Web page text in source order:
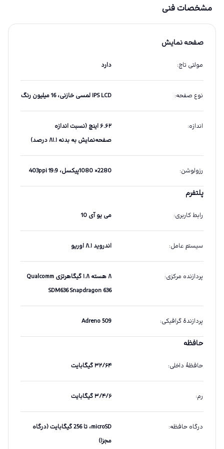
مشخصات فنی
صفحه نمایش
مولتی تاچ: دارد
نوع صفحه: IPS LCD لمسی خازنی، 16 میلیون رنگ
اندازه:
۶.۶۲ اینچ (نسبت اندازه
صفحه‌نمایش به بدنه ۸۱.۱ درصد)
رزولوشن: 2280× 1080پیکسل، 19:9 403ppi
پلتفرم
رابط کاربری: می یو آی 10
سیستم عامل: اندروید ۸.۱ اوریو
پردازنده مرکزی:
۸ هسته ۱.۸ گیگاهرتزی Qualcomm
SDM636 Snapdragon 636
پردازندهٔ گرافیکی:
Adreno 509
حافظه
حافظهٔ داخلی: ۳۲/۶۴ گیگابایت
رم: ۳/۴/۶ گیگابایت
درگاه حافظه:
microSD، تا 256 گیگابایت (درگاه
مجزا)